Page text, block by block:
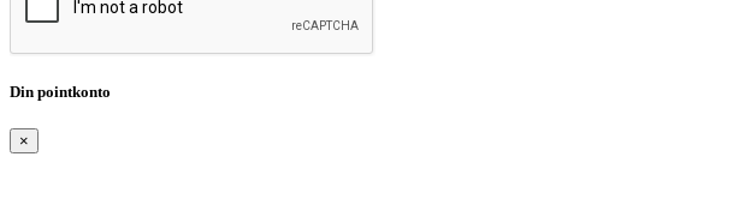
Din pointkonto
×